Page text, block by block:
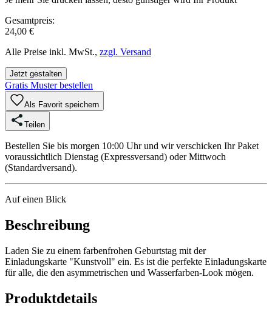
Gesamtpreis:
24,00 €
Alle Preise inkl. MwSt., zzgl. Versand
Jetzt gestalten
Gratis Muster bestellen
Als Favorit speichern
Teilen
Bestellen Sie bis morgen 10:00 Uhr und wir verschicken Ihr Paket
voraussichtlich Dienstag (Expressversand) oder Mittwoch
(Standardversand).
Auf einen Blick
Beschreibung
Laden Sie zu einem farbenfrohen Geburtstag mit der
Einladungskarte "Kunstvoll" ein. Es ist die perfekte Einladungskarte
für alle, die den asymmetrischen und Wasserfarben-Look mögen.
Produktdetails